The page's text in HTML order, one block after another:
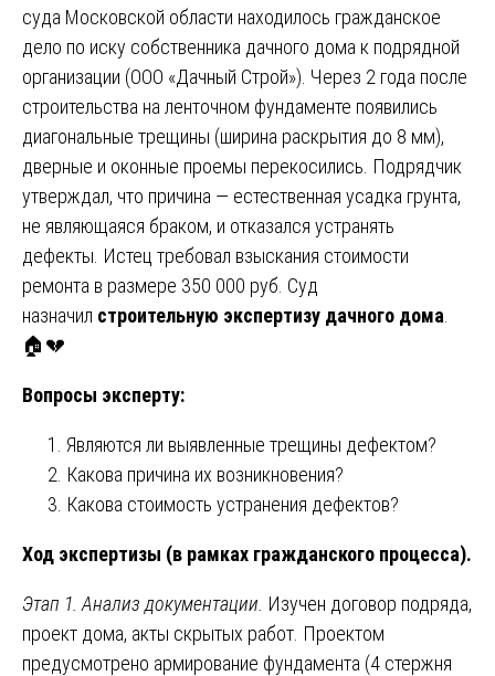
суда Московской области находилось гражданское
дело по иску собственника дачного дома к подрядной
организации (ООО «Дачный Строй»). Через 2 года после
строительства на ленточном фундаменте появились
диагональные трещины (ширина раскрытия до 8 мм),
дверные и оконные проемы перекосились. Подрядчик
утверждал, что причина — естественная усадка грунта,
не являющаяся браком, и отказался устранять
дефекты. Истец требовал взыскания стоимости
ремонта в размере 350 000 руб. Суд
назначил строительную экспертизу дачного дома
🏠💔
Вопросы эксперту:
Являются ли выявленные трещины дефектом?
Какова причина их возникновения?
Какова стоимость устранения дефектов?
Ход экспертизы (в рамках гражданского процесса).
Этап 1. Анализ документации. Изучен договор подряда,
проект дома, акты скрытых работ. Проектом
предусмотрено армирование фундамента (4 стержня